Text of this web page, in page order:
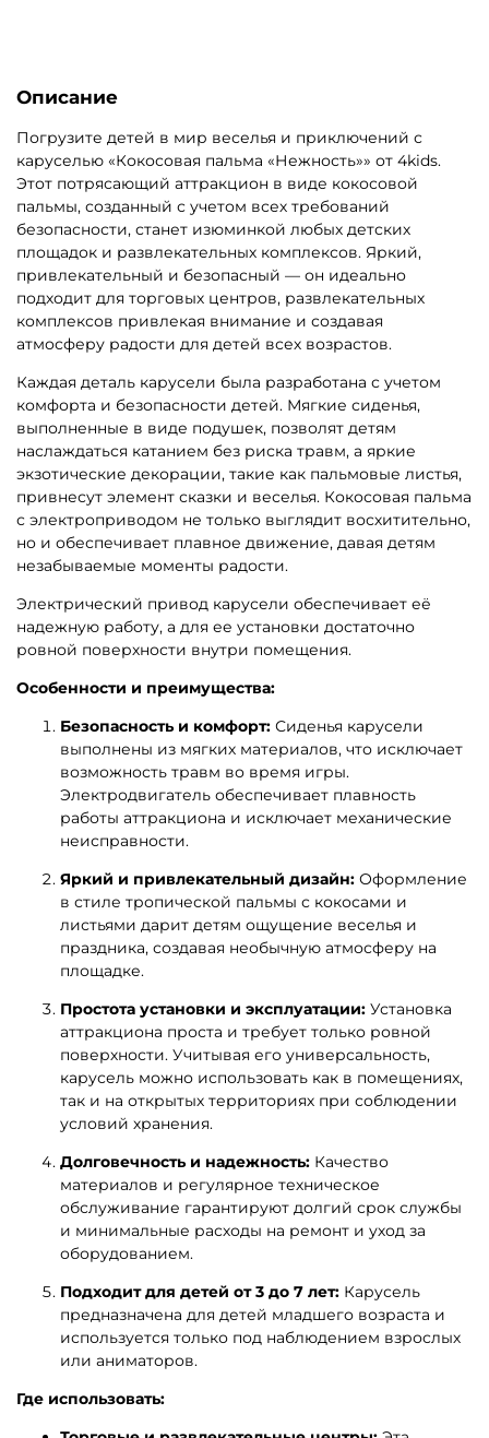
Описание
Погрузите детей в мир веселья и приключений с
каруселью «Кокосовая пальма «Нежность»» от 4kids.
Этот потрясающий аттракцион в виде кокосовой
пальмы, созданный с учетом всех требований
безопасности, станет изюминкой любых детских
площадок и развлекательных комплексов. Яркий,
привлекательный и безопасный — он идеально
подходит для торговых центров, развлекательных
комплексов привлекая внимание и создавая
атмосферу радости для детей всех возрастов.
Каждая деталь карусели была разработана с учетом
комфорта и безопасности детей. Мягкие сиденья,
выполненные в виде подушек, позволят детям
наслаждаться катанием без риска травм, а яркие
экзотические декорации, такие как пальмовые листья,
привнесут элемент сказки и веселья. Кокосовая пальма
с электроприводом не только выглядит восхитительно,
но и обеспечивает плавное движение, давая детям
незабываемые моменты радости.
Электрический привод карусели обеспечивает её
надежную работу, а для ее установки достаточно
ровной поверхности внутри помещения.
Особенности и преимущества:
Безопасность и комфорт: Сиденья карусели
выполнены из мягких материалов, что исключает
возможность травм во время игры.
Электродвигатель обеспечивает плавность
работы аттракциона и исключает механические
неисправности.
Яркий и привлекательный дизайн: Оформление
в стиле тропической пальмы с кокосами и
листьями дарит детям ощущение веселья и
праздника, создавая необычную атмосферу на
площадке.
Простота установки и эксплуатации: Установка
аттракциона проста и требует только ровной
поверхности. Учитывая его универсальность,
карусель можно использовать как в помещениях,
так и на открытых территориях при соблюдении
условий хранения.
Долговечность и надежность: Качество
материалов и регулярное техническое
обслуживание гарантируют долгий срок службы
и минимальные расходы на ремонт и уход за
оборудованием.
Подходит для детей от 3 до 7 лет: Карусель
предназначена для детей младшего возраста и
используется только под наблюдением взрослых
или аниматоров.
Где использовать: